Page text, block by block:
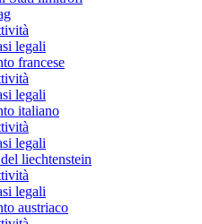
legali
francese
legali
italiano
legali
liechtenstein
legali
austriaco